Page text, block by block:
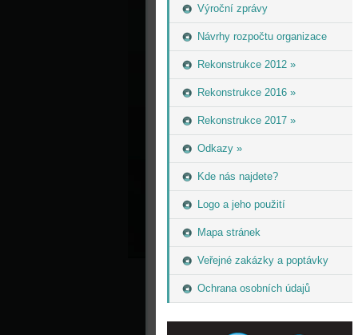
Výroční zprávy
Návrhy rozpočtu organizace
Rekonstrukce 2012 »
Rekonstrukce 2016 »
Rekonstrukce 2017 »
Odkazy »
Kde nás najdete?
Logo a jeho použití
Mapa stránek
Veřejné zakázky a poptávky
Ochrana osobních údajů